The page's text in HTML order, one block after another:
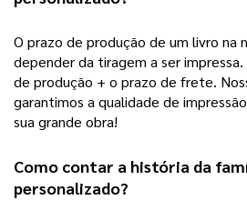
O prazo de produção de um livro na
depender da tiragem a ser impressa.
de produção + o prazo de frete.
garantimos a qualidade de
sua grande obra!
Como contar a história da
personalizado?